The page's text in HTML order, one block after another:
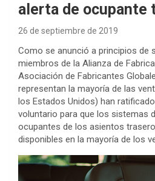
alerta de ocupante
26 de septiembre de 2019
Como se anunció a principios de
miembros de la Alianza de
Asociación de Fabricantes
representan la mayoría de las
los Estados Unidos) han
voluntario para que los sistemas
ocupantes de los asientos
disponibles en la mayoría de los